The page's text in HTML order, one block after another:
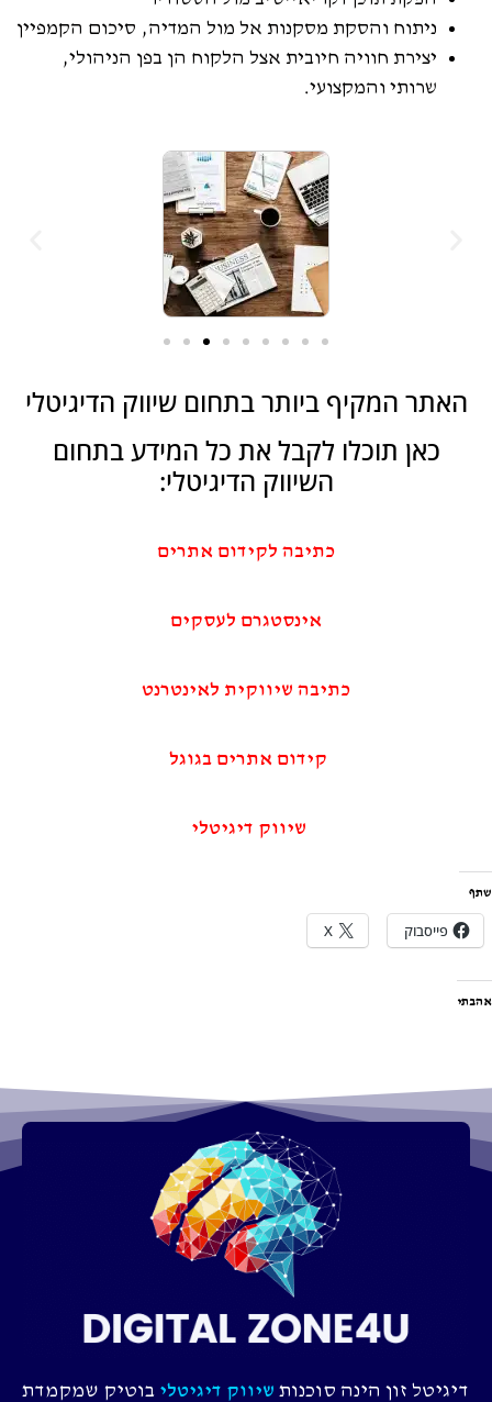
ניתוח והסקת מסקנות אל מול המדיה, סיכום הקמפיין
יצירת חוויה חיובית אצל הלקוח הן בפן הניהולי,
שרותי והמקצועי.
האתר המקיף ביותר בתחום שיווק הדיגיטלי
כאן תוכלו לקבל את כל המידע בתחום
השיווק הדיגיטלי:
כתיבה לקידום אתרים
אינסטגרם לעסקים
כתיבה שיווקית לאינטרנט
קידום אתרים בגוגל
שיווק דיגיטלי
שתף
פייסבוק X
אהבתי
דיגיטל זון הינה סוכנות שיווק דיגיטלי בוטיק שמקמדת